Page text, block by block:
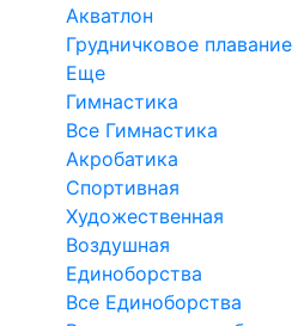
Акватлон
Грудничковое плавание
Еще
Гимнастика
Все Гимнастика
Акробатика
Спортивная
Художественная
Воздушная
Единоборства
Все Единоборства